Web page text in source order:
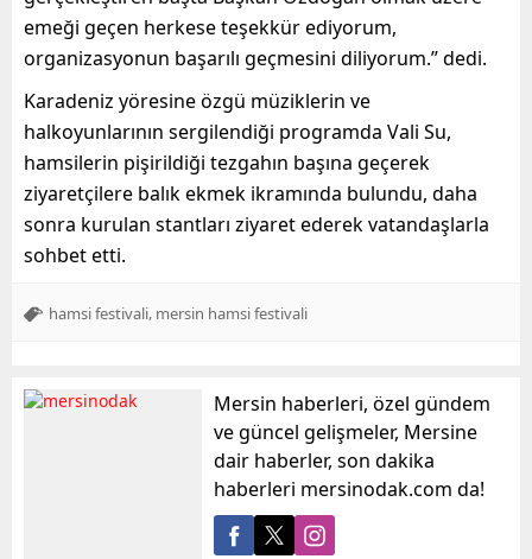
emeği geçen herkese teşekkür ediyorum,
organizasyonun başarılı geçmesini diliyorum.” dedi.
Karadeniz yöresine özgü müziklerin ve
halkoyunlarının sergilendiği programda Vali Su,
hamsilerin pişirildiği tezgahın başına geçerek
ziyaretçilere balık ekmek ikramında bulundu, daha
sonra kurulan stantları ziyaret ederek vatandaşlarla
sohbet etti.
hamsi festivali mersin hamsi festivali
Mersin haberleri, özel gündem
ve güncel gelişmeler, Mersine
dair haberler, son dakika
haberleri mersinodak.com da!